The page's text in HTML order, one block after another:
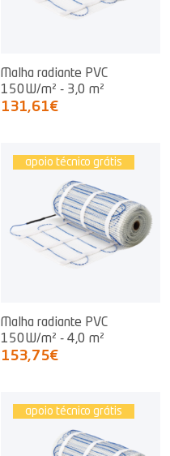
Malha radiante PVC
150W/m² - 3,0 m²
131,61€
apoio técnico grátis
Malha radiante PVC
150W/m² - 4,0 m²
153,75€
apoio técnico grátis